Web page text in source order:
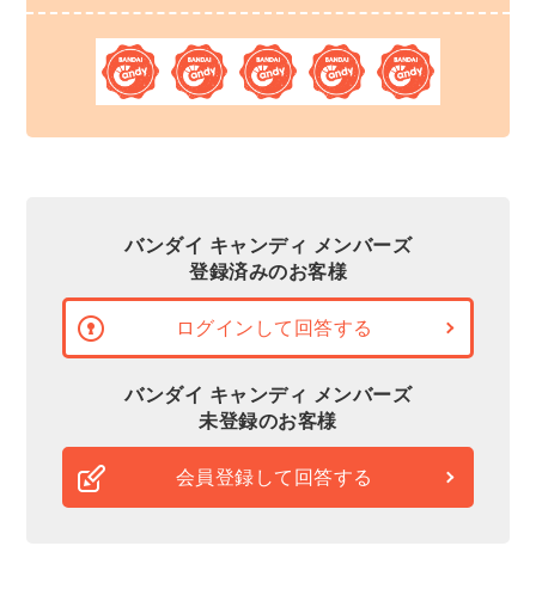
バンダイ キャンディ メンバーズ
登録済みのお客様
ログインして回答する
バンダイ キャンディ メンバーズ
未登録のお客様
会員登録して回答する